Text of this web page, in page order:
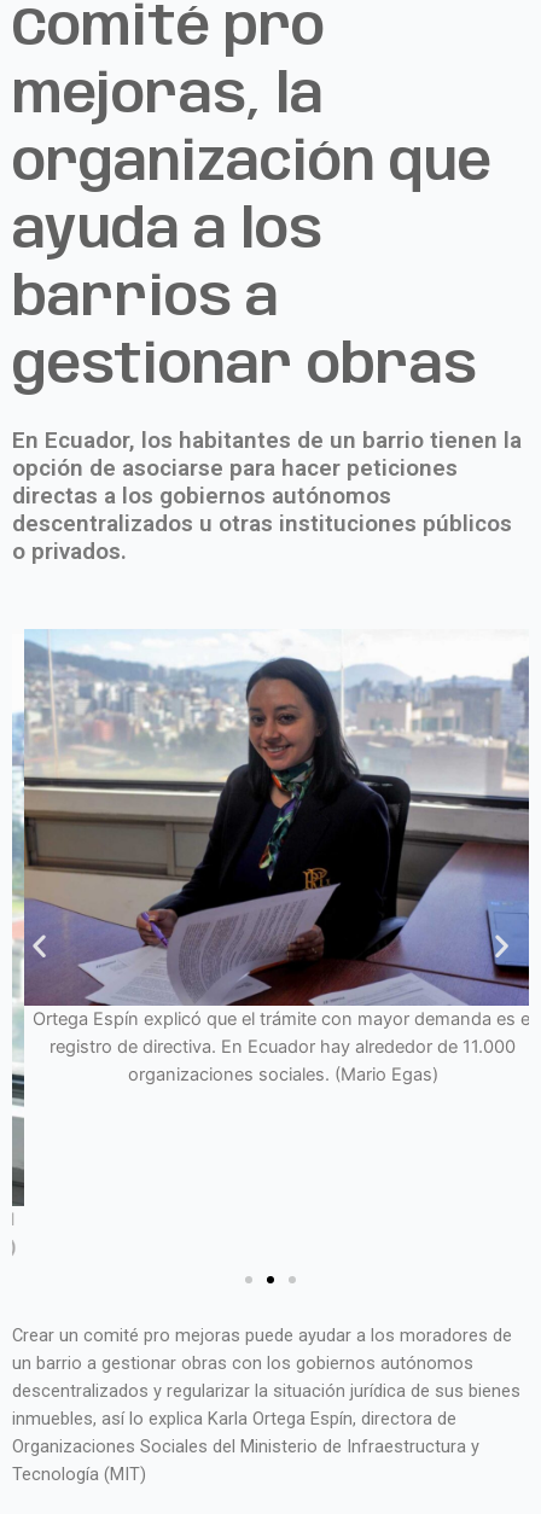
Comité pro
mejoras, la
organización que
ayuda a los
barrios a
gestionar obras
En Ecuador, los habitantes de un barrio tienen la
opción de asociarse para hacer peticiones
directas a los gobiernos autónomos
descentralizados u otras instituciones públicos
o privados.
Ortega Espín explicó que el trámite con mayor demanda es el
registro de directiva. En Ecuador hay alrededor de 11.000
organizaciones sociales. (Mario Egas)
Crear un comité pro mejoras puede ayudar a los moradores de
un barrio a gestionar obras con los gobiernos autónomos
descentralizados y regularizar la situación jurídica de sus bienes
inmuebles, así lo explica Karla Ortega Espín, directora de
Organizaciones Sociales del Ministerio de Infraestructura y
Tecnología (MIT)